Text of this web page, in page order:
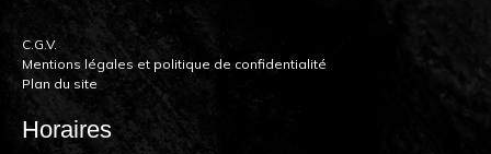
C.G.V.
Mentions légales et politique de confidentialité
Plan du site
Horaires